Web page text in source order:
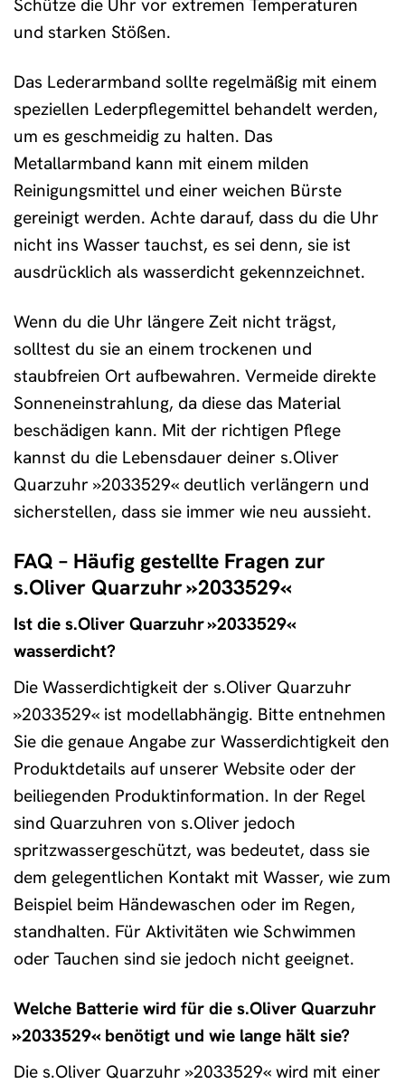
Schütze die Uhr vor extremen Temperaturen
und starken Stößen.
Das Lederarmband sollte regelmäßig mit einem
speziellen Lederpflegemittel behandelt werden,
um es geschmeidig zu halten. Das
Metallarmband kann mit einem milden
Reinigungsmittel und einer weichen Bürste
gereinigt werden. Achte darauf, dass du die Uhr
nicht ins Wasser tauchst, es sei denn, sie ist
ausdrücklich als wasserdicht gekennzeichnet.
Wenn du die Uhr längere Zeit nicht trägst,
solltest du sie an einem trockenen und
staubfreien Ort aufbewahren. Vermeide direkte
Sonneneinstrahlung, da diese das Material
beschädigen kann. Mit der richtigen Pflege
kannst du die Lebensdauer deiner s.Oliver
Quarzuhr »2033529« deutlich verlängern und
sicherstellen, dass sie immer wie neu aussieht.
FAQ – Häufig gestellte Fragen zur
s.Oliver Quarzuhr »2033529«
Ist die s.Oliver Quarzuhr »2033529«
wasserdicht?
Die Wasserdichtigkeit der s.Oliver Quarzuhr
»2033529« ist modellabhängig. Bitte entnehmen
Sie die genaue Angabe zur Wasserdichtigkeit den
Produktdetails auf unserer Website oder der
beiliegenden Produktinformation. In der Regel
sind Quarzuhren von s.Oliver jedoch
spritzwassergeschützt, was bedeutet, dass sie
dem gelegentlichen Kontakt mit Wasser, wie zum
Beispiel beim Händewaschen oder im Regen,
standhalten. Für Aktivitäten wie Schwimmen
oder Tauchen sind sie jedoch nicht geeignet.
Welche Batterie wird für die s.Oliver Quarzuhr
»2033529« benötigt und wie lange hält sie?
Die s.Oliver Quarzuhr »2033529« wird mit einer